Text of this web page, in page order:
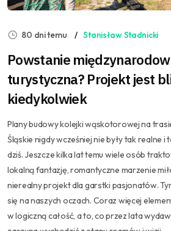
80 dni temu Stanisław Stadnicki
Powstanie
turystyczna? Projekt jest
kiedykolwiek
Plany budowy kolejki wąskotorowej na
Śląskie nigdy wcześniej nie były tak realne i
dziś. Jeszcze kilka lat temu wiele osób
lokalną fantazję, romantyczne marzenie
nierealny projekt dla garstki pasjonatów.
się na naszych oczach. Coraz więcej
w logiczną całość, a to, co przez lata